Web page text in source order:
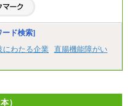
ションデザイン
円（一律支給）※みなし
10.43時間。
当等を支給。
マーケティング＆トラベル
ード検索]
にわたる企業
直腸機能障がい
）